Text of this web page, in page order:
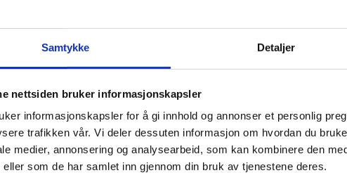
Samtykke Detaljer
nettsiden bruker informasjonskapsler
informasjonskapsler for å gi innhold og annonser et personlig
trafikken vår. Vi deler dessuten informasjon om hvordan du
medier, annonsering og analysearbeid, som kan kombinere den
eller som de har samlet inn gjennom din bruk av tjenestene deres.
serien skal vi se nærmere på hvordan bygge og
og hvordan man kan finne rent vann i naturen.
praktiske oppgaver rundt bygging og
Det blir mye sosialt og mange fine prater
med mulighet for å grille pølser på bålet.